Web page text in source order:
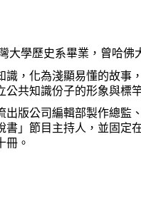
大學歷史系畢業，曾哈佛
識，化為淺顯易懂的故事
共知識份子的形象與標
出版公司編輯部製作總監
書」節目主持人，並固定
冊。